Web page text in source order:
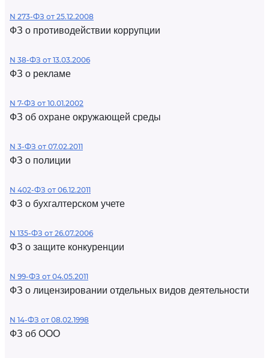
N 273-ФЗ от 25.12.2008
ФЗ о противодействии коррупции
N 38-ФЗ от 13.03.2006
ФЗ о рекламе
N 7-ФЗ от 10.01.2002
ФЗ об охране окружающей среды
N 3-ФЗ от 07.02.2011
ФЗ о полиции
N 402-ФЗ от 06.12.2011
ФЗ о бухгалтерском учете
N 135-ФЗ от 26.07.2006
ФЗ о защите конкуренции
N 99-ФЗ от 04.05.2011
ФЗ о лицензировании отдельных видов деятельности
N 14-ФЗ от 08.02.1998
ФЗ об ООО